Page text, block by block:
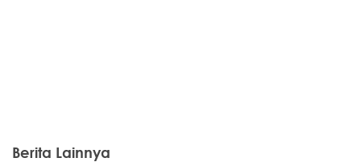
Berita Lainnya